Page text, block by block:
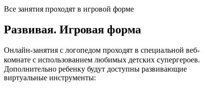
Все занятия проходят в игровой форме
Развивая. Игровая форма
Онлайн-занятия с логопедом проходят в специальной веб-
комнате с использованием любимых детских cупергероев.
Дополнительно ребенку будут доступны развивающие
виртуальные инструменты: